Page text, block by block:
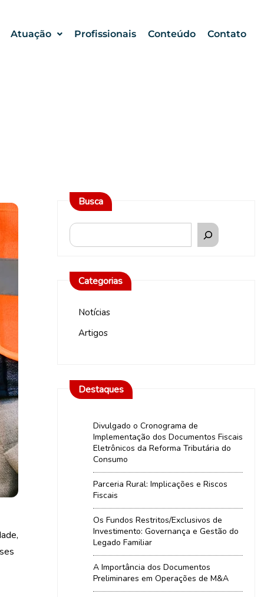
Atuação Profissionais Conteúdo Contato
Busca
Categorias
Notícias
Artigos
Destaques
Divulgado o Cronograma de
Implementação dos Documentos Fiscais
Eletrônicos da Reforma Tributária do
Consumo
Parceria Rural: Implicações e Riscos
Fiscais
Os Fundos Restritos/Exclusivos de
Investimento: Governança e Gestão do
Legado Familiar
A Importância dos Documentos
Preliminares em Operações de M&A